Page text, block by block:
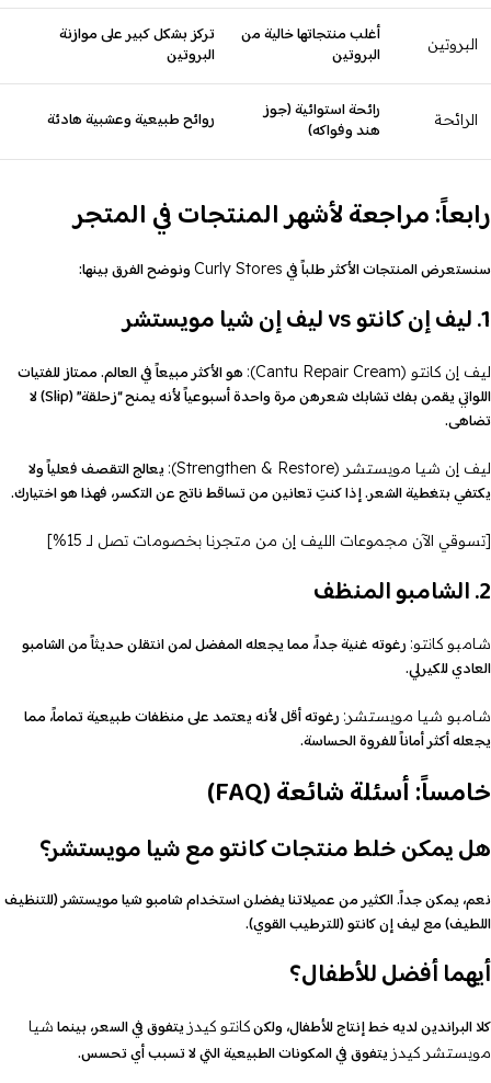
البروتين أغلب منتجاتها خالية من
البروتين
تركز بشكل كبير على موازنة
البروتين
الرائحة رائحة استوائية (جوز
هند وفواكه) روائح طبيعية وعشبية هادئة
رابعاً: مراجعة لأشهر المنتجات في المتجر
سنستعرض المنتجات الأكثر طلباً في Curly Stores ونوضح الفرق بينها:
1. ليف إن كانتو vs ليف إن شيا مويستشر
ليف إن كانتو (Cantu Repair Cream):
هو الأكثر مبيعاً في العالم. ممتاز للفتيات
اللواتي يقمن بفك تشابك شعرهن مرة واحدة أسبوعياً لأنه يمنح “زحلقة” (Slip) لا
تضاهى.
ليف إن شيا مويستشر (Strengthen & Restore):
يعالج التقصف فعلياً ولا
يكتفي بتغطية الشعر. إذا كنتِ تعانين من تساقط ناتج عن التكسر، فهذا هو اختيارك.
[تسوقي الآن مجموعات الليف إن من متجرنا بخصومات تصل لـ 15%]
2. الشامبو المنظف
شامبو كانتو: رغوته غنية جداً، مما يجعله المفضل لمن انتقلن حديثاً من الشامبو
العادي للكيرلي.
شامبو شيا مويستشر: رغوته أقل لأنه يعتمد على منظفات طبيعية تماماً، مما
يجعله أكثر أماناً للفروة الحساسة.
خامساً: أسئلة شائعة (FAQ)
هل يمكن خلط منتجات كانتو مع شيا مويستشر؟
نعم، يمكن جداً. الكثير من عميلاتنا يفضلن استخدام شامبو شيا مويستشر (للتنظيف
اللطيف) مع ليف إن كانتو (للترطيب القوي).
أيهما أفضل للأطفال؟
كلا البراندين لديه خط إنتاج للأطفال، ولكنكانتو كيدزيتفوق في السعر، بينما شيا
مويستشر كيدزيتفوق في المكونات الطبيعية التي لا تسبب أي تحسس.